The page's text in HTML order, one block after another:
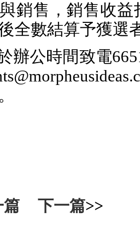
銷售，銷售收益
全數結算予獲選
辦公時間致電
篇 下一篇>>